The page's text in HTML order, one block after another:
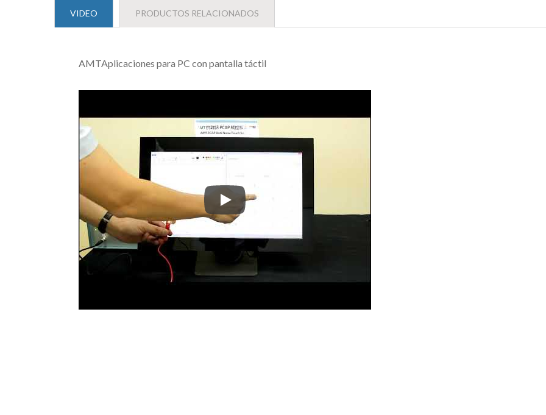
VIDEO PRODUCTOS RELACIONADOS
AMTAplicaciones para PC con pantalla táctil
AMTAplicaciones para PC con pantalla táctil